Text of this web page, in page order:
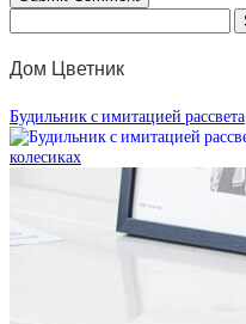
Дом Цветник
Будильник с имитацией рассвета
колесиках